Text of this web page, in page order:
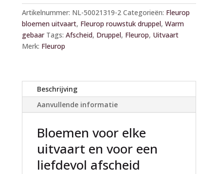
l
t
e
r
n
i
v
Artikelnummer: NL-50021319-2 Categorieën: Fleurop
bloemen uitvaart, Fleurop rouwstuk druppel, Warm
gebaar Tags: Afscheid, Druppel, Fleurop, Uitvaart
Merk: Fleurop
Beschrijving
Aanvullende informatie
Bloemen voor elke
uitvaart en voor een
liefdevol afscheid